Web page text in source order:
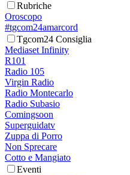
Rubriche
Oroscopo
#tgcom24amarcord
Tgcom24 Consiglia
Mediaset Infinity
R101
Radio 105
Virgin Radio
Radio Montecarlo
Radio Subasio
Comingsoon
Superguidatv
Zuppa di Porro
Non Sprecare
Cotto e Mangiato
Eventi